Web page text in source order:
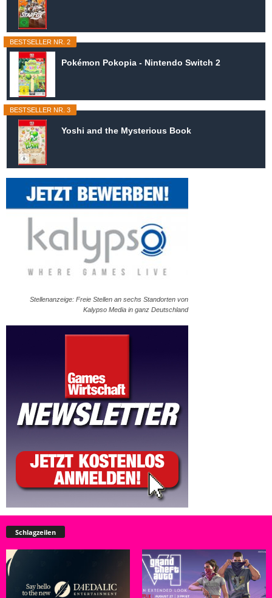
BESTSELLER NR. 2
Pokémon Pokopia - Nintendo Switch 2
BESTSELLER NR. 3
Yoshi and the Mysterious Book
Stellenanzeige: Freie Stellen an sechs Standorten von
Kalypso Media in ganz Deutschland
Schlagzeilen